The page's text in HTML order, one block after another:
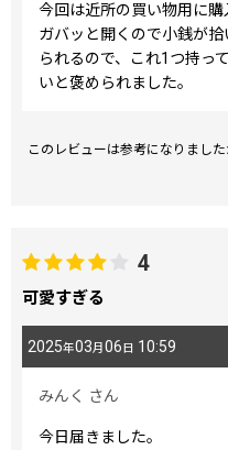
今回は近所の買い物用に購
ガバッと開くので小銭が
られるので、これ1つ持っ
いと褒められました。
このレビューは参考になりました
4
可愛すぎる
2025年03月06日 10:59
みんく さん
今日届きました。